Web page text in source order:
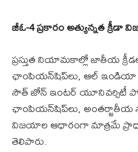
జీఓ-4 ప్రకారం అత్యున్నత
ప్రస్తుత నియామకాల్లో జాతీయ
ఛాంపియన్‌షిప్‌లు, ఆల్ ఇండియా
సౌత్ జోన్ ఇంటర్ యూనివర్సిటీ
ఛాంపియన్‌షిప్‌లు,
విజయాల ఆధారంగా మాత్రమే
తెలిపారు.